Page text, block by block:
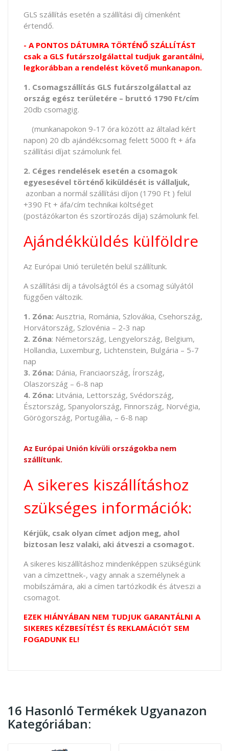
GLS szállítás esetén a szállítási díj címenként
értendő.
- A PONTOS DÁTUMRA TÖRTÉNŐ SZÁLLÍTÁST
csak a GLS futárszolgálattal tudjuk garantálni,
legkorábban a rendelést követő munkanapon.
1. Csomagszállítás GLS futárszolgálattal az
ország egész területére – bruttó 1790 Ft/cím
20db csomagig.
(munkanapokon 9-17 óra között az általad kért
napon) 20 db ajándékcsomag felett 5000 ft + áfa
szállítási díjat számolunk fel.
2. Céges rendelések esetén a csomagok
egyesesével történő kiküldését is vállaljuk,
azonban a normál szállítási díjon (1790 Ft ) felül
+390 Ft + áfa/cím technikai költséget
(postázókarton és szortírozás díja) számolunk fel.
Ajándékküldés külföldre
Az Európai Unió területén belül szállítunk.
A szállítási díj a távolságtól és a csomag súlyától
függően változik.
1. Zóna: Ausztria, Románia, Szlovákia, Csehország,
Horvátország, Szlovénia – 2-3 nap
2. Zóna: Németország, Lengyelország, Belgium,
Hollandia, Luxemburg, Lichtenstein, Bulgária – 5-7
nap
3. Zóna: Dánia, Franciaország, Írország,
Olaszország – 6-8 nap
4. Zóna: Litvánia, Lettország, Svédország,
Észtország, Spanyolország, Finnország, Norvégia,
Görögország, Portugália, – 6-8 nap
Az Európai Unión kívüli országokba nem
szállítunk.
A sikeres kiszállításhoz
szükséges információk:
Kérjük, csak olyan címet adjon meg, ahol
biztosan lesz valaki, aki átveszi a csomagot.
A sikeres kiszállításhoz mindenképpen szükségünk
van a címzettnek-, vagy annak a személynek a
mobilszámára, aki a címen tartózkodik és átveszi a
csomagot.
EZEK HIÁNYÁBAN NEM TUDJUK GARANTÁLNI A
SIKERES KÉZBESÍTÉST ÉS REKLAMÁCIÓT SEM
FOGADUNK EL!
16 Hasonló Termékek Ugyanazon
Kategóriában: